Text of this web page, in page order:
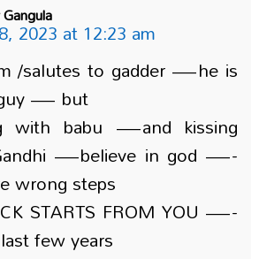
2023 at 12:23 am
/salutes to gadder —he is
— but
with babu —and kissing
—believe in god —-
wrong steps
STARTS FROM YOU —-
few years